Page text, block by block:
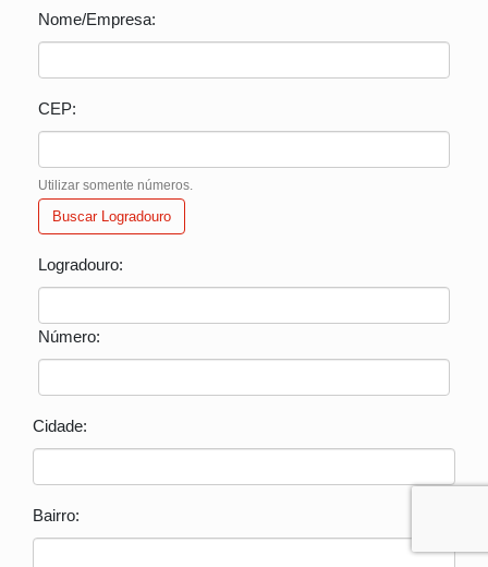
Nome/Empresa:
CEP:
Utilizar somente números.
Buscar Logradouro
Logradouro:
Número:
Cidade:
Bairro: